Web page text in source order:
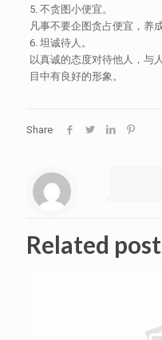
5. 不贪图小便宜。
凡事不要企图贪占便宜，养
6. 坦诚待人。
以真诚的态度对待他人，与
目中有良好的形象。
Share
Related